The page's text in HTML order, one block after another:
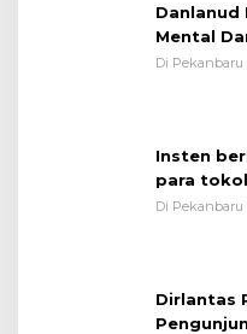
Danlanud
Mental
Di Pekanbaru
Insten
para
System
Di Pekanbaru
Dirlantas